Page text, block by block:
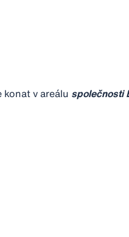
konat v areálu společnosti